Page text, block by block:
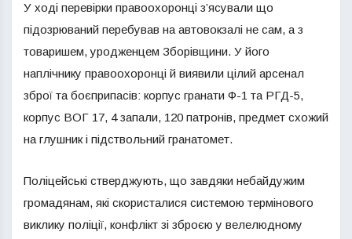
У ході перевірки правоохоронці з’ясували що
підозрюваний перебував на автовокзалі не сам, а з
товаришем, уродженцем Зборівщини. У його
наплічнику правоохоронці й виявили цілий арсенал
зброї та боєприпасів: корпус гранати Ф-1 та РГД-5,
корпус ВОГ 17, 4 запали, 120 патронів, предмет схожий
на глушник і підствольний гранатомет.
Поліцейські стверджують, що завдяки небайдужим
громадянам, які скористалися системою термінового
виклику поліції, конфлікт зі зброєю у велелюдному